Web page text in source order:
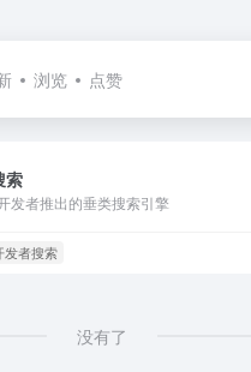
浏览 点赞
索
发者推出的垂类搜索引擎
发者搜索
没有了